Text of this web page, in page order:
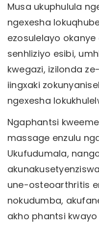
Musa ukuphulula
ngexesha
ezosulelayo
senhliziyo esibi,
kwegazi, izilonda
iingxaki
ngexesha
Ngaphantsi
massage enzulu
Ukufudumala,
une-osteoarthritis
nokudumba,
akho phantsi